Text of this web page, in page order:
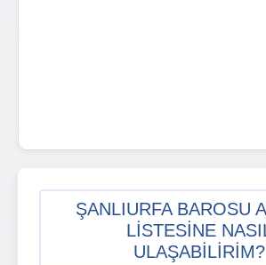
ŞANLIURFA BAROSU
LISTESINE
ULAŞABILIRIM?